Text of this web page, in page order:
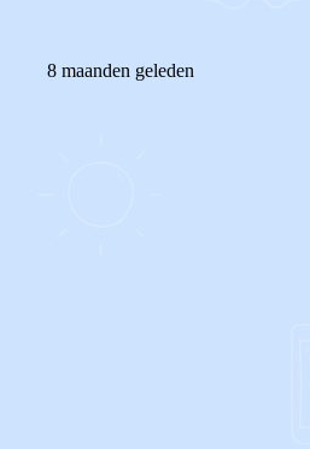
8 maanden geleden